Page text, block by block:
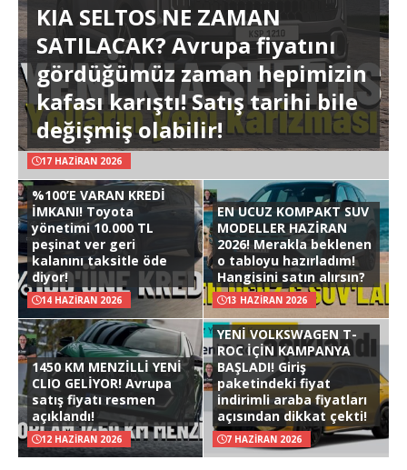
KIA SELTOS NE ZAMAN
SATILACAK? Avrupa fiyatını
gördüğümüz zaman hepimizin
kafası karıştı! Satış tarihi bile
değişmiş olabilir!
17 HAZIRAN 2026
%100’E VARAN KREDİ
İMKANI! Toyota
yönetimi 10.000 TL
peşinat ver geri
kalanını taksitle öde
diyor!
14 HAZIRAN 2026
EN UCUZ KOMPAKT SUV
MODELLER HAZİRAN
2026! Merakla beklenen
o tabloyu hazırladım!
Hangisini satın alırsın?
13 HAZIRAN 2026
1450 KM MENZİLLİ YENİ
CLIO GELİYOR! Avrupa
satış fiyatı resmen
açıklandı!
12 HAZIRAN 2026
YENİ VOLKSWAGEN T-
ROC İÇİN KAMPANYA
BAŞLADI! Giriş
paketindeki fiyat
indirimli araba fiyatları
açısından dikkat çekti!
7 HAZIRAN 2026